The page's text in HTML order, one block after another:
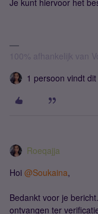
Je kunt hiervoor het
100% afhankelijk van
1 persoon vindt
Roeqajja
Hoi @Soukaina,
Bedankt voor je
ontvangen ter